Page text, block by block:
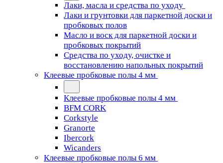
Лаки, масла и средства по уходу
Лаки и грунтовки для паркетной доски и
пробковых полов
Масло и воск для паркетной доски и
пробковых покрытий
Средства по уходу, очистке и
восстановлению напольных покрытий
Клеевые пробковые полы 4 мм
Клеевые пробковые полы 4 мм
BFM CORK
Corkstyle
Granorte
Ibercork
Wicanders
Клеевые пробковые полы 6 мм